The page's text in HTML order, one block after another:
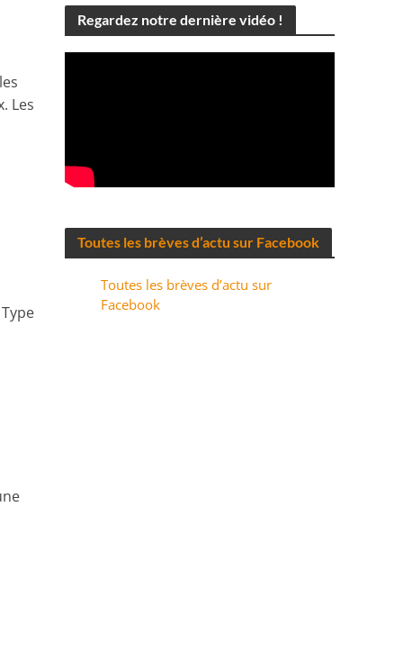
Les
Regardez notre dernière vidéo !
Toutes les brèves d’actu sur Facebook
Toutes les brèves d’actu sur
Facebook